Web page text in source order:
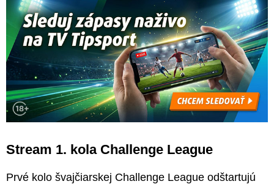
Stream 1. kola Challenge League
Prvé kolo švajčiarskej Challenge League odštartujú